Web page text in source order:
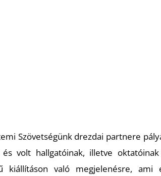
Szövetségünk drezdai partnere
volt hallgatóinak, illetve oktatóinak
kiállításon való megjelenésre, ami